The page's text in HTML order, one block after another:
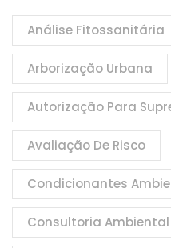
Análise Fitossanitária
Arborização Urbana
Autorização Para
Avaliação De Risco
Condicionantes
Consultoria Ambiental